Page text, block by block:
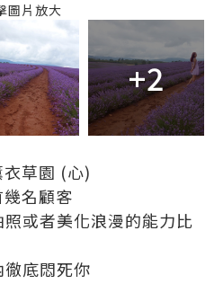
圖片放大
+2
草園 (心)
名顧客
或者美化浪漫的能力比
底悶死你